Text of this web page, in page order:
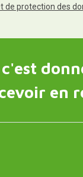
de protection des
en